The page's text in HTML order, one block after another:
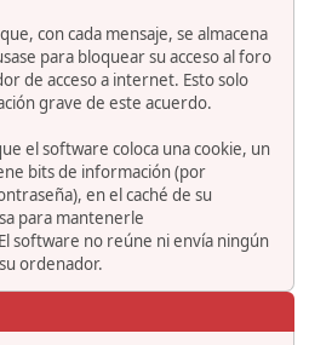
con cada mensaje, se almacena
para bloquear su acceso al foro
de acceso a internet. Esto solo
grave de este acuerdo.
el software coloca una cookie, un
bits de información (por
en el caché de su
para mantenerle
software no reúne ni envía ningún
ordenador.